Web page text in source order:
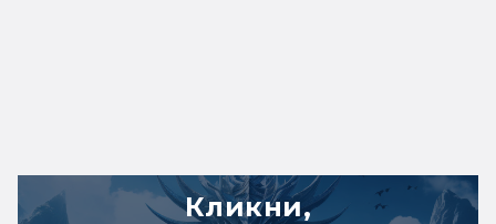
Кликни,